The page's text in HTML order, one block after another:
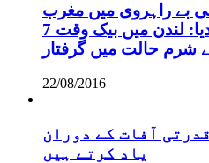
بے راہروی میں مغرب
کو بھی شرما کر رکھ دیا: لندن میں بیک وقت 7
شرم حالت میں گرفتار
22/08/2016
آفات کے دوران
یاد کرتے ہیں